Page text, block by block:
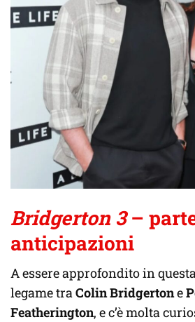
Bridgerton 3–
anticipazioni
A essere approfondito in
legame traColin Bridgertone
Featherington, e c’è molta